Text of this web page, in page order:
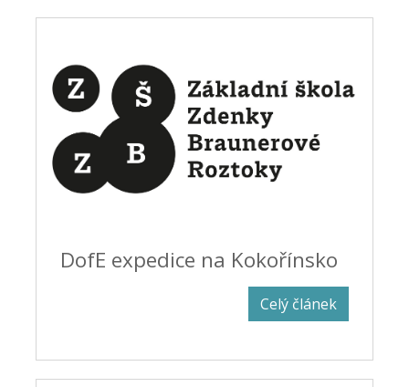
DofE expedice na Kokořínsko
Celý článek